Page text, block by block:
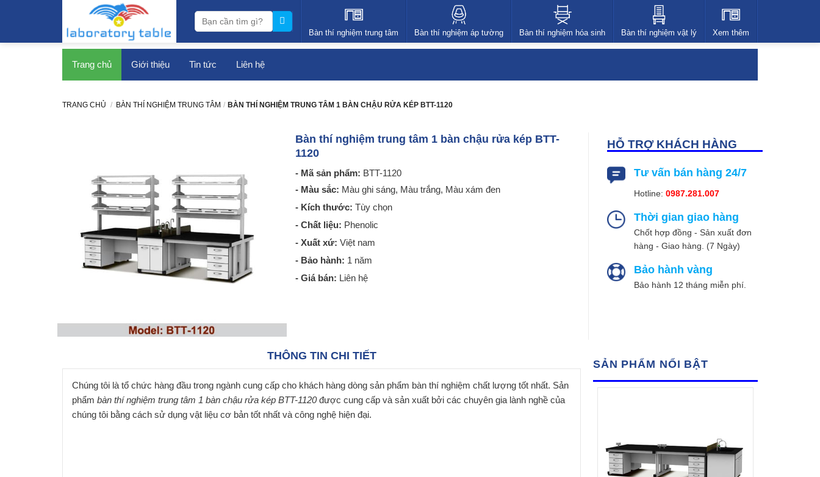
bàn thí nghiệm Bàn thí nghiệm trung tâm Bàn thí nghiệm áp tường Bàn thí nghiệm hóa sinh Bàn thí nghiệm vật lý Xem thêm
Trang chủ Giới thiệu Tin tức Liên hệ
TRANG CHỦ / BÀN THÍ NGHIỆM TRUNG TÂM / BÀN THÍ NGHIỆM TRUNG TÂM 1 BÀN CHẬU RỬA KÉP BTT-1120
Bàn thí nghiệm trung tâm 1 bàn chậu rửa kép BTT-
1120
- Mã sản phẩm: BTT-1120
- Màu sắc: Màu ghi sáng, Màu trắng, Màu xám đen
- Kích thước: Tùy chọn
- Chất liệu: Phenolic
- Xuất xứ: Việt nam
- Bảo hành: 1 năm
- Giá bán: Liên hệ
HỖ TRỢ KHÁCH HÀNG
Tư vấn bán hàng 24/7
Hotline: 0987.281.007
Thời gian giao hàng
Chốt hợp đồng - Sản xuất đơn
hàng - Giao hàng. (7 Ngày)
Bảo hành vàng
Bảo hành 12 tháng miễn phí.
THÔNG TIN CHI TIẾT
Chúng tôi là tổ chức hàng đầu trong ngành cung cấp cho khách hàng dòng sản phẩm bàn thí nghiệm chất lượng tốt nhất. Sản
phẩm bàn thí nghiệm trung tâm 1 bàn chậu rửa kép BTT-1120được cung cấp và sản xuất bởi các chuyên gia lành nghề của
chúng tôi bằng cách sử dụng vật liệu cơ bản tốt nhất và công nghệ hiện đại.
SẢN PHẨM NỔI BẬT